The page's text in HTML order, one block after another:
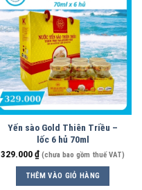
Yến sào Gold Thiên Triều –
lốc 6 hủ 70ml
329.000₫ (chưa bao gồm thuế VAT)
THÊM VÀO GIỎ HÀNG